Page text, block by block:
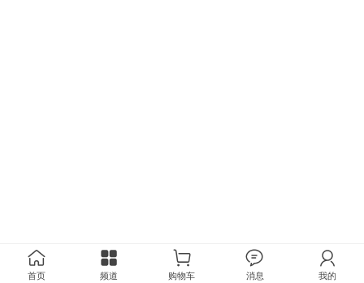
首页 频道 购物车 消息 我的